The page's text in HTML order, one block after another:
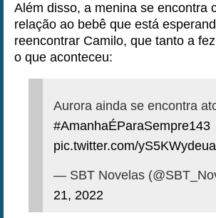
Além disso, a menina se encontra
relação ao bebê que está
reencontrar Camilo, que tanto a
o que aconteceu:
Aurora ainda se encontra
#AmanhaÉParaSempre143
pic.twitter.com/yS5KWydeua
— SBT Novelas
21, 2022